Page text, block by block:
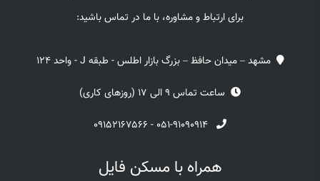
برای ارتباط و مشاوره، با ما در تماس باشید:
مشهد – میدان حافظ – بزرگ بازار اطلس - طبقه J - واحد 124
ساعت تماس 9 الی 17 (روزهای کاری)
۰۵۱-۹۱۰۹۰۹۱۴ - ۰۹۱۵۲۱۶۷۵۶۶
همراه با مسکن فایل